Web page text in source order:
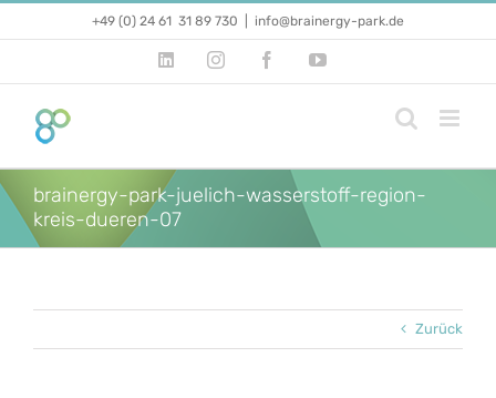
+49 (0) 24 61 31 89 730 info@brainergy-park.de
LinkedInInstagramFacebookYouTube
brainergy-park-juelich-wasserstoff-region-
kreis-dueren-07
Zurück